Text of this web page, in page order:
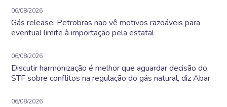
06/08/2026
Gás release: Petrobras não vê motivos razoáveis para
eventual limite à importação pela estatal
06/08/2026
Discutir harmonização é melhor que aguardar decisão do
STF sobre conflitos na regulação do gás natural, diz Abar
06/08/2026